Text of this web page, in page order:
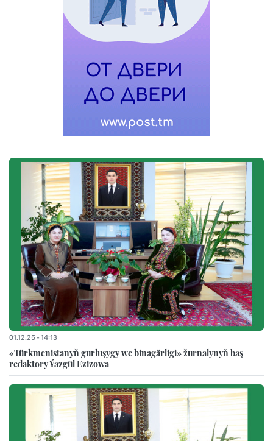
01.12.25 - 14:13
«Türkmenistanyň gurluşygy we binagärligi» žurnalynyň baş
redaktory Ýazgül Ezizowa